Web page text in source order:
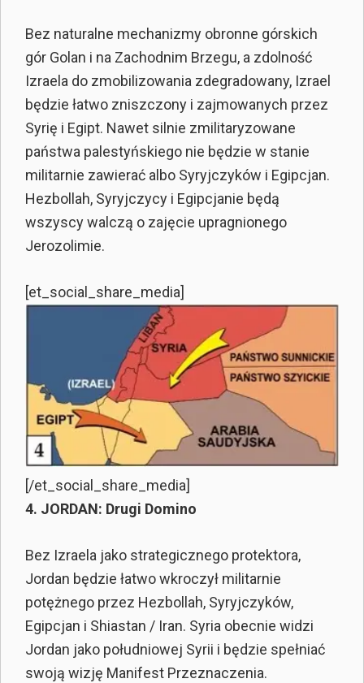
Bez naturalne mechanizmy obronne górskich
gór Golan i na Zachodnim Brzegu, a zdolność
Izraela do zmobilizowania zdegradowany, Izrael
będzie łatwo zniszczony i zajmowanych przez
Syrię i Egipt. Nawet silnie zmilitaryzowane
państwa palestyńskiego nie będzie w stanie
militarnie zawierać albo Syryjczyków i Egipcjan.
Hezbollah, Syryjczycy i Egipcjanie będą
wszyscy walczą o zajęcie upragnionego
Jerozolimie.
[et_social_share_media]
[/et_social_share_media]
4. JORDAN: Drugi Domino
Bez Izraela jako strategicznego protektora,
Jordan będzie łatwo wkroczył militarnie
potężnego przez Hezbollah, Syryjczyków,
Egipcjan i Shiastan / Iran. Syria obecnie widzi
Jordan jako południowej Syrii i będzie spełniać
swoją wizję Manifest Przeznaczenia.